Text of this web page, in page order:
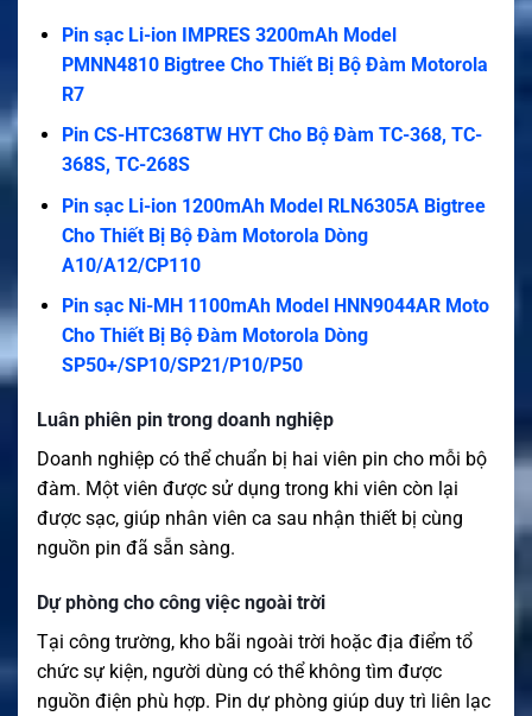
Pin sạc Li-ion IMPRES 3200mAh Model
PMNN4810 Bigtree Cho Thiết Bị Bộ Đàm Motorola
R7
Pin CS-HTC368TW HYT Cho Bộ Đàm TC-368, TC-
368S, TC-268S
Pin sạc Li-ion 1200mAh Model RLN6305A Bigtree
Cho Thiết Bị Bộ Đàm Motorola Dòng
A10/A12/CP110
Pin sạc Ni-MH 1100mAh Model HNN9044AR Moto
Cho Thiết Bị Bộ Đàm Motorola Dòng
SP50+/SP10/SP21/P10/P50
Luân phiên pin trong doanh nghiệp
Doanh nghiệp có thể chuẩn bị hai viên pin cho mỗi bộ
đàm. Một viên được sử dụng trong khi viên còn lại
được sạc, giúp nhân viên ca sau nhận thiết bị cùng
nguồn pin đã sẵn sàng.
Dự phòng cho công việc ngoài trời
Tại công trường, kho bãi ngoài trời hoặc địa điểm tổ
chức sự kiện, người dùng có thể không tìm được
nguồn điện phù hợp. Pin dự phòng giúp duy trì liên lạc